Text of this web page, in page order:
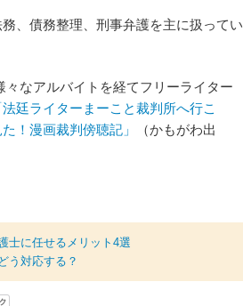
務、債務整理、刑事弁護を主に扱ってい
なアルバイトを経てフリーライター
法廷ライターまーこと裁判所へ行こ
！漫画裁判傍聴記」
（かもがわ出
士に任せるメリット4選
う対応する？